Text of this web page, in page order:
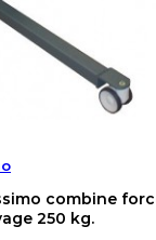
combine
250 kg.